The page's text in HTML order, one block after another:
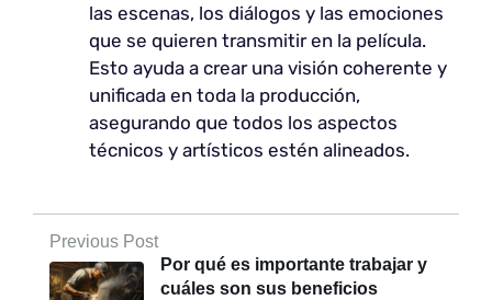
las escenas, los diálogos y las emociones
que se quieren transmitir en la película.
Esto ayuda a crear una visión coherente y
unificada en toda la producción,
asegurando que todos los aspectos
técnicos y artísticos estén alineados.
Previous Post
Por qué es importante trabajar y
cuáles son sus beneficios